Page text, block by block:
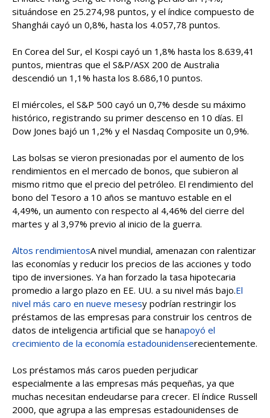
situándose en 25.274,98 puntos, y el índice compuesto de
Shanghái cayó un 0,8%, hasta los 4.057,78 puntos.
En Corea del Sur, el Kospi cayó un 1,8% hasta los 8.639,41
puntos, mientras que el S&P/ASX 200 de Australia
descendió un 1,1% hasta los 8.686,10 puntos.
El miércoles, el S&P 500 cayó un 0,7% desde su máximo
histórico, registrando su primer descenso en 10 días. El
Dow Jones bajó un 1,2% y el Nasdaq Composite un 0,9%.
Las bolsas se vieron presionadas por el aumento de los
rendimientos en el mercado de bonos, que subieron al
mismo ritmo que el precio del petróleo. El rendimiento del
bono del Tesoro a 10 años se mantuvo estable en el
4,49%, un aumento con respecto al 4,46% del cierre del
martes y al 3,97% previo al inicio de la guerra.
Altos rendimientosA nivel mundial, amenazan con ralentizar
las economías y reducir los precios de las acciones y todo
tipo de inversiones. Ya han forzado la tasa hipotecaria
promedio a largo plazo en EE. UU. a su nivel más bajo.El
nivel más caro en nueve mesesy podrían restringir los
préstamos de las empresas para construir los centros de
datos de inteligencia artificial que se hanapoyó el
crecimiento de la economía estadounidenserecientemente.
Los préstamos más caros pueden perjudicar
especialmente a las empresas más pequeñas, ya que
muchas necesitan endeudarse para crecer. El índice Russell
2000, que agrupa a las empresas estadounidenses de